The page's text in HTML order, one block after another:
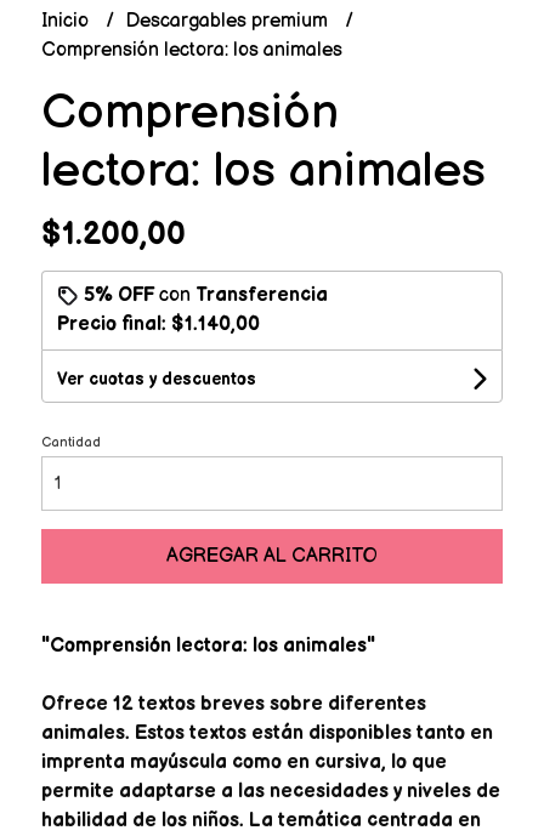
Inicio
Descargables premium
Comprensión lectora: los animales
Comprensión
lectora: los animales
$1.200,00
5% OFFcon Transferencia
Precio final: $1.140,00
Ver cuotas y descuentos
Cantidad
AGREGAR AL CARRITO
"Comprensión lectora: los animales"
Ofrece 12 textos breves sobre diferentes
animales. Estos textos están disponibles tanto en
imprenta mayúscula como en cursiva, lo que
permite adaptarse a las necesidades y niveles de
habilidad de los niños. La temática centrada en